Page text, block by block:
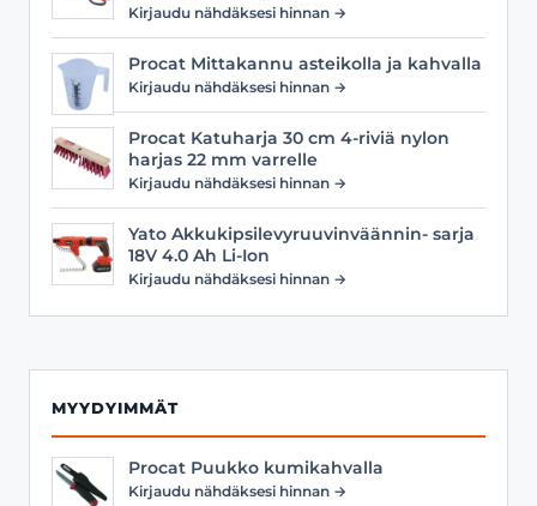
Kirjaudu nähdäksesi hinnan →
Procat Mittakannu asteikolla ja kahvalla
Kirjaudu nähdäksesi hinnan →
Procat Katuharja 30 cm 4-riviä nylon
harjas 22 mm varrelle
Kirjaudu nähdäksesi hinnan →
Yato Akkukipsilevyruuvinväännin- sarja
18V 4.0 Ah Li-Ion
Kirjaudu nähdäksesi hinnan →
MYYDYIMMÄT
Procat Puukko kumikahvalla
Kirjaudu nähdäksesi hinnan →